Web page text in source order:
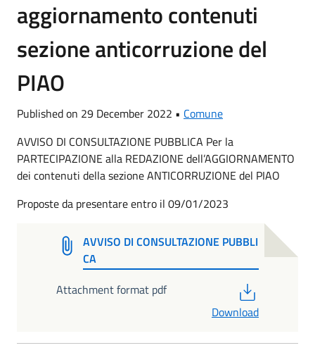
aggiornamento contenuti
sezione anticorruzione del
PIAO
Published on 29 December 2022 • Comune
AVVISO DI CONSULTAZIONE PUBBLICA Per la
PARTECIPAZIONE alla REDAZIONE dell’AGGIORNAMENTO
dei contenuti della sezione ANTICORRUZIONE del PIAO
Proposte da presentare entro il 09/01/2023
AVVISO DI CONSULTAZIONE PUBBLI
CA
Attachment format pdf
Download